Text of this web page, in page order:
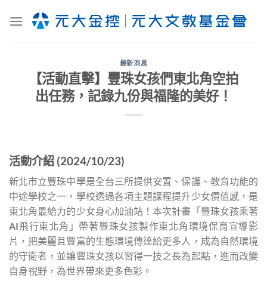
最新消息
【活動直擊】豐珠女孩們東北角空拍
出任務，記錄九份與福隆的美好！
活動介紹 (2024/10/23)
新北市立豐珠中學是全台三所提供安置、保護、教育功能的
中途學校之一，學校透過各項主題課程提升少女價值感，是
東北角最給力的少女身心加油站！本次計畫「豐珠女孩乘著
AI飛行東北角」帶著豐珠女孩製作東北角環境保育宣導影
片，把美麗且豐富的生態環境傳達給更多人，成為自然環境
的守衛者，並讓豐珠女孩以習得一技之長為起點，進而改變
自身視野，為世界帶來更多色彩。